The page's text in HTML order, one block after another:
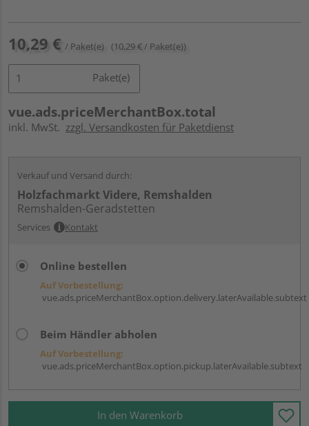
10,29 € / Paket(e) (10,29 € / Paket(e))
Paket(e)
vue.ads.priceMerchantBox.total
inkl. MwSt. zzgl. Versandkosten für Paketdienst
Verkauf und Versand durch:
Holzfachmarkt Videre, Remshalden
Remshalden-Geradstetten
Services Kontakt
Online bestellen
Auf Vorbestellung:
vue.ads.priceMerchantBox.option.delivery.laterAvailable.subtext
Beim Händler abholen
Auf Vorbestellung:
vue.ads.priceMerchantBox.option.pickup.laterAvailable.subtext
In den Warenkorb